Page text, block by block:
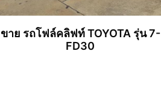
ขาย รถโฟล์คลิฟท์ TOYOTA รุ่น 7-
FD30